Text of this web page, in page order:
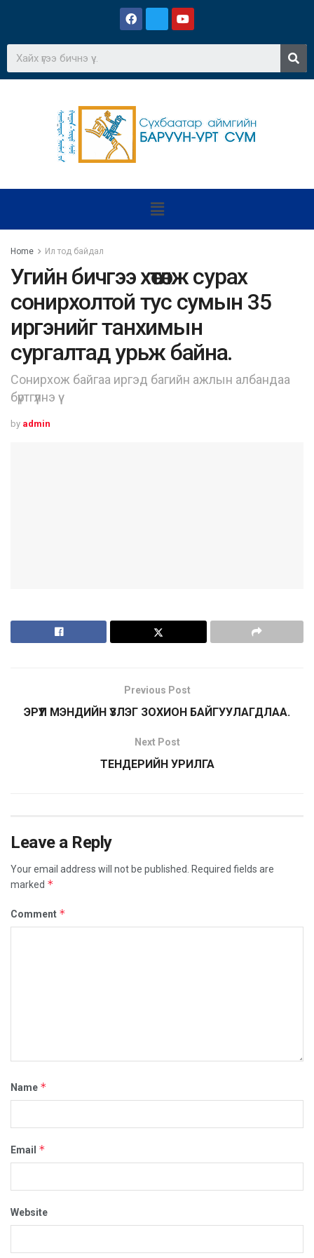
Home Ил тод байдал
Угийн бичгээ хөтөлж сурах
сонирхолтой тус сумын 35
иргэнийг танхимын
сургалтад урьж байна.
Сонирхож байгаа иргэд багийн ажлын албандаа
бүртгүүлнэ үү
by admin
Previous Post
ЭРҮҮЛ МЭНДИЙН ҮЗЛЭГ ЗОХИОН БАЙГУУЛАГДЛАА.
Next Post
ТЕНДЕРИЙН УРИЛГА
Leave a Reply
Your email address will not be published.
Required fields are
marked *
Comment *
Name *
Email *
Website